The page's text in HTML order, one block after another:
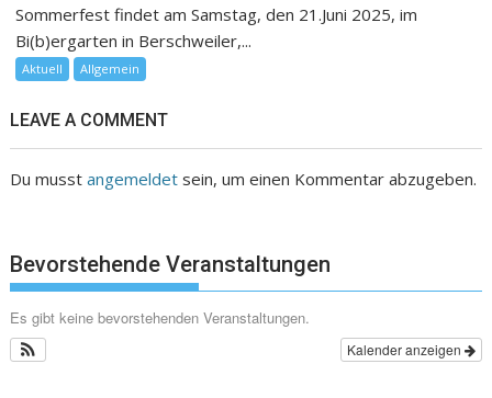
Sommerfest findet am Samstag, den 21.Juni 2025, im
Bi(b)ergarten in Berschweiler,...
Aktuell Allgemein
LEAVE A COMMENT
Du musstangemeldet sein, um einen Kommentar abzugeben.
Bevorstehende Veranstaltungen
Es gibt keine bevorstehenden Veranstaltungen.
Kalender anzeigen